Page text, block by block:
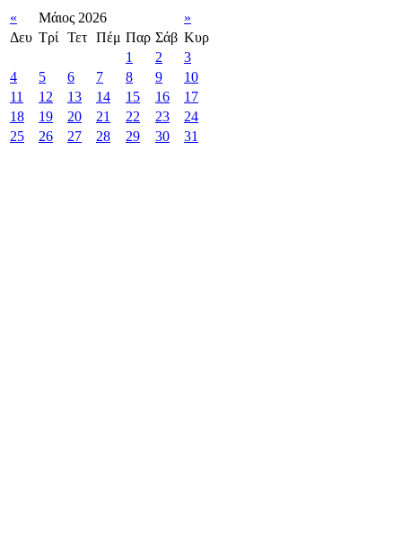
« Μάιος 2026
»
Δευ Τρί Τετ Πέμ Παρ Σάβ Κυρ
1
2
3
4
5 6 7 8 9
10
11
12 13 14 15 16
17
18
19 20 21 22 23
24
25
26 27 28 29 30 31